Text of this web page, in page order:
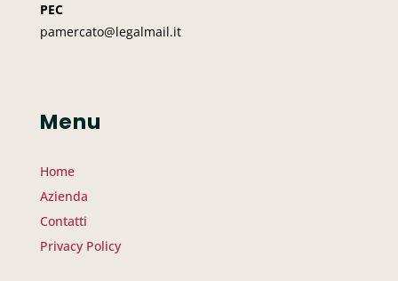
PEC
pamercato@legalmail.it
Menu
Home
Azienda
Contatti
Privacy Policy